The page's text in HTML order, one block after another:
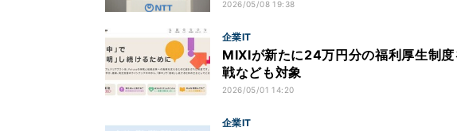
2026/05/08 19:38
企業IT
MIXIが新たに24万円分の福利厚生制
戦なども対象
2026/05/01 14:20
企業IT